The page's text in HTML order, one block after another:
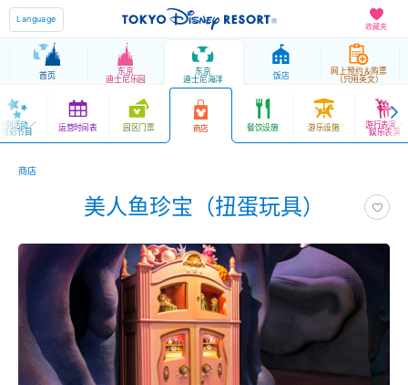
收藏夹
Language
首页 东京
迪士尼乐园
东京
迪士尼海洋 饭店 网上预约＆购票
（只用英文）
别活动／
精彩节目 运营时间表 园区门票 商店 餐饮设施 游乐设施 游行表演／
娱乐表演
商店
美人鱼珍宝（扭蛋玩具）